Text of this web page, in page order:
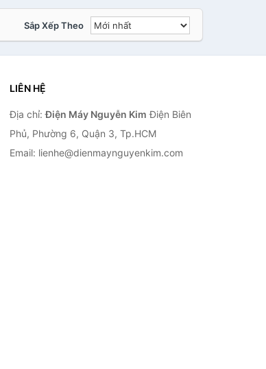
Sắp Xếp Theo
LIÊN HỆ
Địa chỉ:Điện Máy Nguyễn Kim Điện Biên
Phủ, Phường 6, Quận 3, Tp.HCM
Email: lienhe@dienmaynguyenkim.com